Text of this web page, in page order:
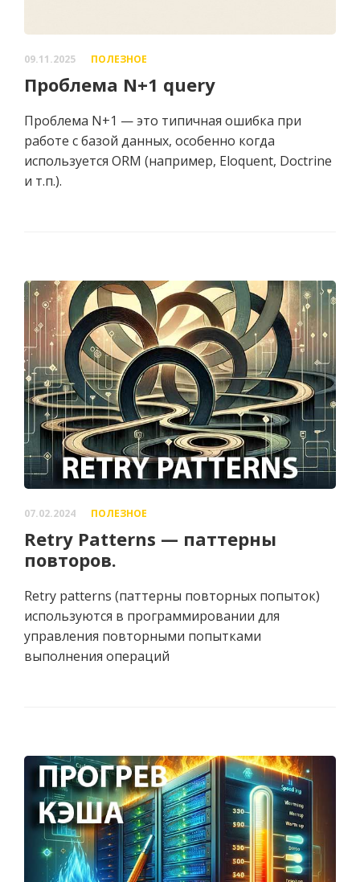
09.11.2025 ПОЛЕЗНОЕ
Проблема N+1 query
Проблема N+1 — это типичная ошибка при
работе с базой данных, особенно когда
используется ORM (например, Eloquent, Doctrine
и т.п.).
07.02.2024 ПОЛЕЗНОЕ
Retry Patterns — паттерны
повторов.
Retry patterns (паттерны повторных попыток)
используются в программировании для
управления повторными попытками
выполнения операций